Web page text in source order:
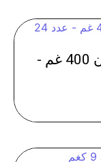
زعتر الاسرة احمر - 0820 وزن 400 غم -